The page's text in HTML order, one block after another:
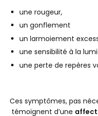
une rougeur,
un gonflement
un larmoiement
une sensibilité à la
une perte de repères
Ces symptômes, pas
témoignent d’une